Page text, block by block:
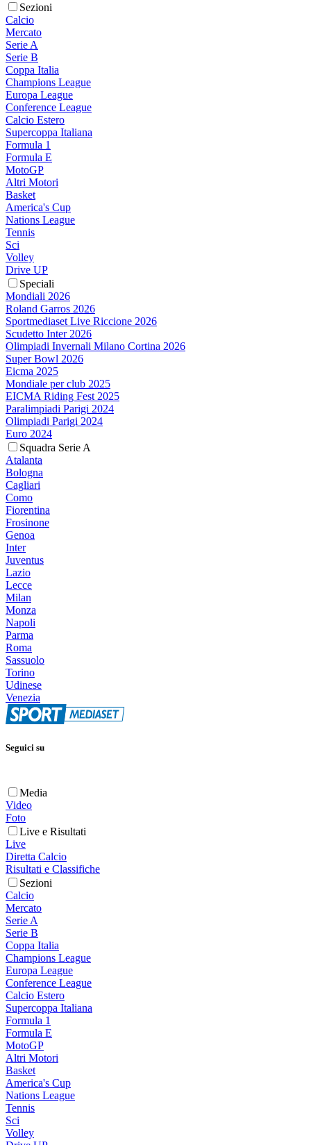
Sezioni
Calcio
Mercato
Serie A
Serie B
Coppa Italia
Champions League
Europa League
Conference League
Calcio Estero
Supercoppa Italiana
Formula 1
Formula E
MotoGP
Altri Motori
Basket
America's Cup
Nations League
Tennis
Sci
Volley
Drive UP
Speciali
Mondiali 2026
Roland Garros 2026
Sportmediaset Live Riccione 2026
Scudetto Inter 2026
Olimpiadi Invernali Milano Cortina 2026
Super Bowl 2026
Eicma 2025
Mondiale per club 2025
EICMA Riding Fest 2025
Paralimpiadi Parigi 2024
Olimpiadi Parigi 2024
Euro 2024
Squadra Serie A
Atalanta
Bologna
Cagliari
Como
Fiorentina
Frosinone
Genoa
Inter
Juventus
Lazio
Lecce
Milan
Monza
Napoli
Parma
Roma
Sassuolo
Torino
Udinese
Venezia
Seguici su
Media
Video
Foto
Live e Risultati
Live
Diretta Calcio
Risultati e Classifiche
Sezioni
Calcio
Mercato
Serie A
Serie B
Coppa Italia
Champions League
Europa League
Conference League
Calcio Estero
Supercoppa Italiana
Formula 1
Formula E
MotoGP
Altri Motori
Basket
America's Cup
Nations League
Tennis
Sci
Volley